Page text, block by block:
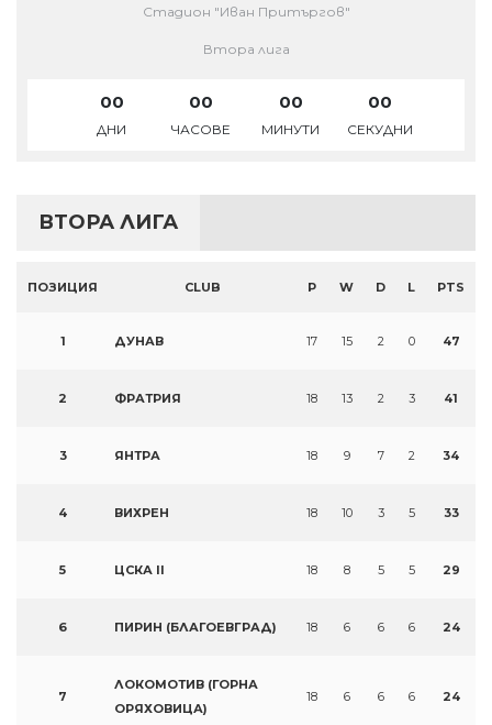
Стадион "Иван Притъргов"
Втора лига
00
ДНИ
00
ЧАСОВЕ
00
МИНУТИ
00
СЕКУДНИ
ВТОРА ЛИГА
ПОЗИЦИЯ CLUB P W D L PTS
1 ДУНАВ 17 15 2 0 47
2 ФРАТРИЯ 18 13 2 3 41
3 ЯНТРА 18 9 7 2 34
4 ВИХРЕН 18 10 3 5 33
5 ЦСКА II 18 8 5 5 29
6 ПИРИН (БЛАГОЕВГРАД) 18 6 6 6 24
7
ЛОКОМОТИВ (ГОРНА
ОРЯХОВИЦА)
18 6 6 6 24